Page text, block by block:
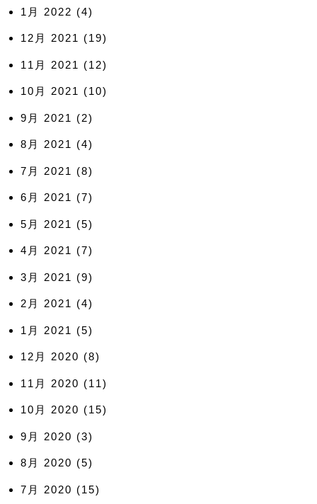
1月 2022 (4)
12月 2021 (19)
11月 2021 (12)
10月 2021 (10)
9月 2021 (2)
8月 2021 (4)
7月 2021 (8)
6月 2021 (7)
5月 2021 (5)
4月 2021 (7)
3月 2021 (9)
2月 2021 (4)
1月 2021 (5)
12月 2020 (8)
11月 2020 (11)
10月 2020 (15)
9月 2020 (3)
8月 2020 (5)
7月 2020 (15)